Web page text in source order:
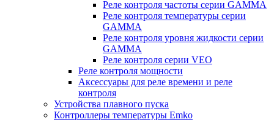
Реле контроля частоты серии GAMMA
Реле контроля температуры серии
GAMMA
Реле контроля уровня жидкости серии
GAMMA
Реле контроля серии VEO
Реле контроля мощности
Аксессуары для реле времени и реле
контроля
Устройства плавного пуска
Контроллеры температуры Emko